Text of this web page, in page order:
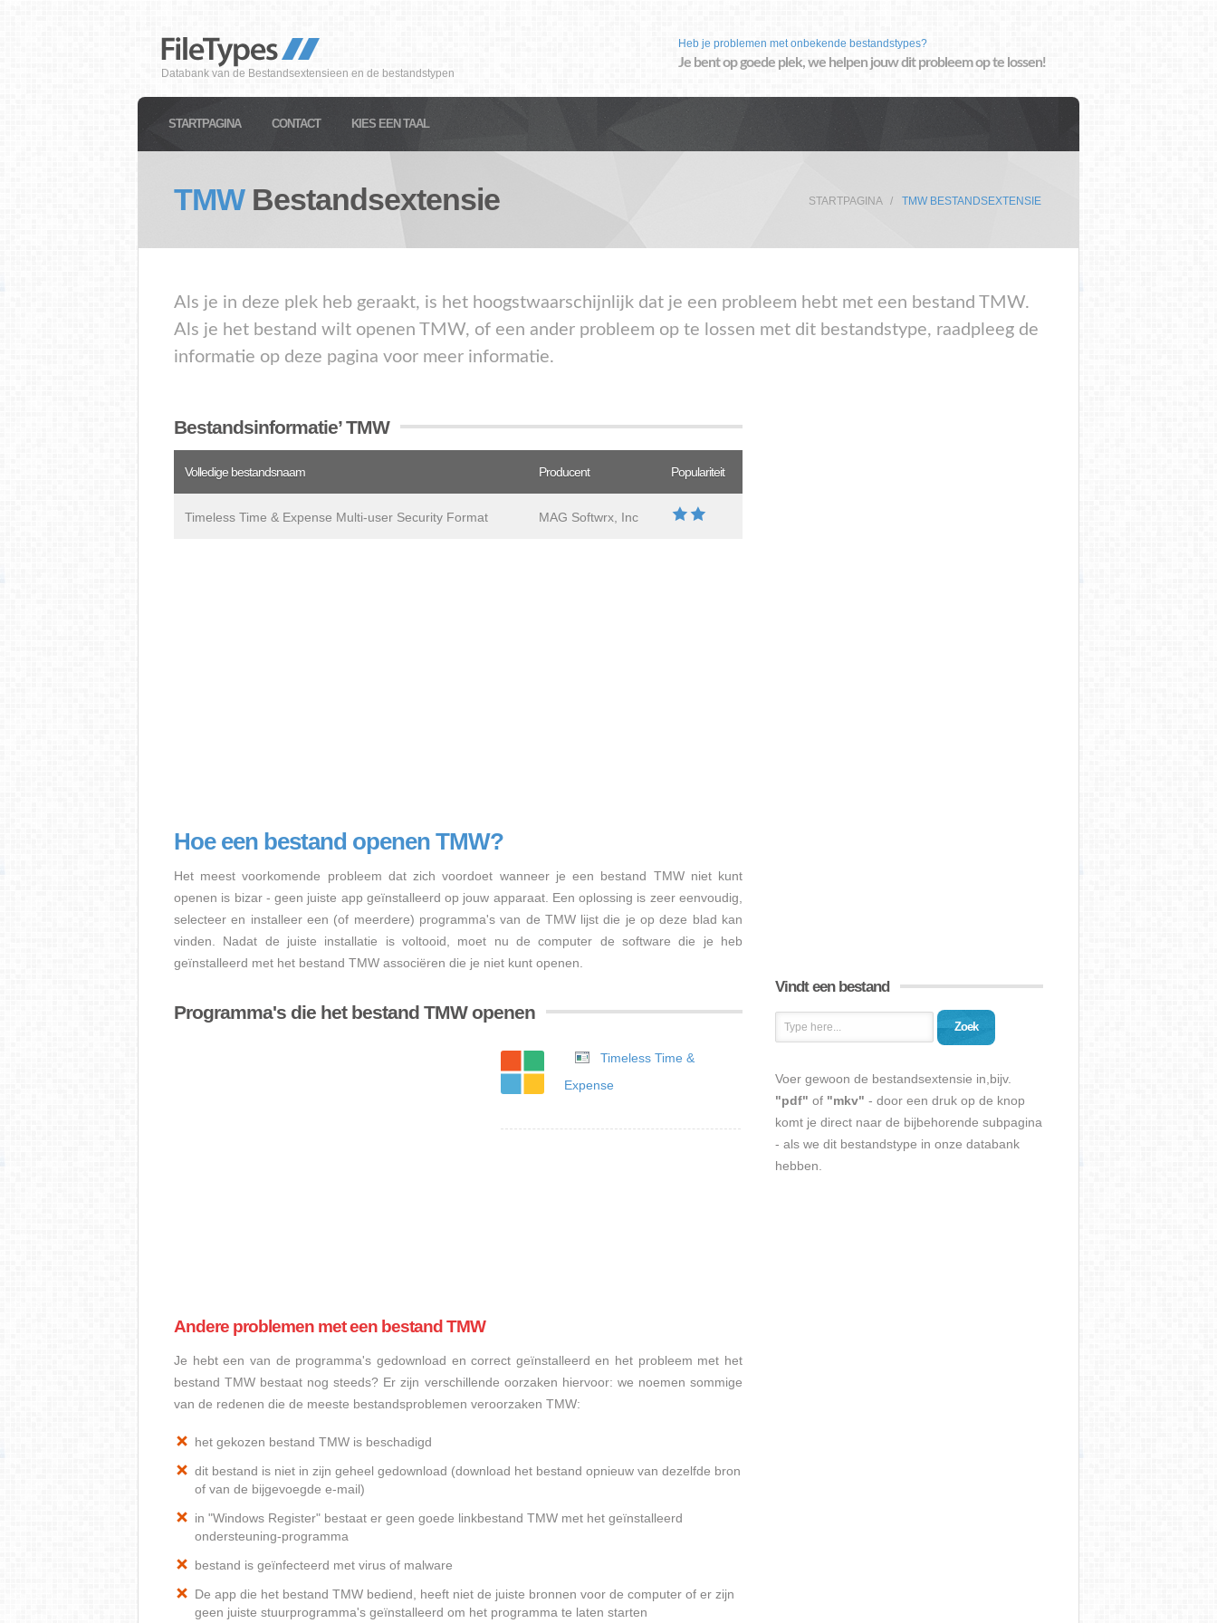
Databank van de Bestandsextensieen en de bestandstypen
Heb je problemen met onbekende bestandstypes?
Je bent op goede plek, we helpen jouw dit probleem op te lossen!
STARTPAGINA CONTACT KIES EEN TAAL
TMWBestandsextensie STARTPAGINA TMW BESTANDSEXTENSIE
Als je in deze plek heb geraakt, is het hoogstwaarschijnlijk dat je een probleem hebt met een bestand TMW.
Als je het bestand wilt openen TMW, of een ander probleem op te lossen met dit bestandstype, raadpleeg de
informatie op deze pagina voor meer informatie.
Bestandsinformatie’ TMW
Volledige bestandsnaam Producent Populariteit
Timeless Time & Expense Multi-user Security Format MAG Softwrx, Inc
Hoe een bestand openen TMW?
Het meest voorkomende probleem dat zich voordoet wanneer je een bestand TMW niet kunt
openen is bizar - geen juiste app geïnstalleerd op jouw apparaat. Een oplossing is zeer eenvoudig,
selecteer en installeer een (of meerdere) programma's van de TMW lijst die je op deze blad kan
vinden. Nadat de juiste installatie is voltooid, moet nu de computer de software die je heb
geïnstalleerd met het bestand TMW associëren die je niet kunt openen.
Programma's die het bestand TMW openen
Timeless Time &
Expense
Andere problemen met een bestand TMW
Je hebt een van de programma's gedownload en correct geïnstalleerd en het probleem met het
bestand TMW bestaat nog steeds? Er zijn verschillende oorzaken hiervoor: we noemen sommige
van de redenen die de meeste bestandsproblemen veroorzaken TMW:
het gekozen bestand TMW is beschadigd
dit bestand is niet in zijn geheel gedownload (download het bestand opnieuw van dezelfde bron
of van de bijgevoegde e-mail)
in "Windows Register" bestaat er geen goede linkbestand TMW met het geïnstalleerd
ondersteuning-programma
bestand is geïnfecteerd met virus of malware
De app die het bestand TMW bediend, heeft niet de juiste bronnen voor de computer of er zijn
geen juiste stuurprogramma's geïnstalleerd om het programma te laten starten
Vindt een bestand
Zoek
Voer gewoon de bestandsextensie in,bijv.
"pdf" of "mkv" - door een druk op de knop
komt je direct naar de bijbehorende subpagina
- als we dit bestandstype in onze databank
hebben.